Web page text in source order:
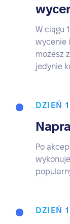
W ciągu
wycenie
możesz
jedynie
DZIEŃ
Po
DZIEŃ